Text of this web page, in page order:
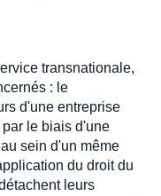
transnationale,
: le
d'une entreprise
le biais d'une
sein d'un même
du droit du
leurs